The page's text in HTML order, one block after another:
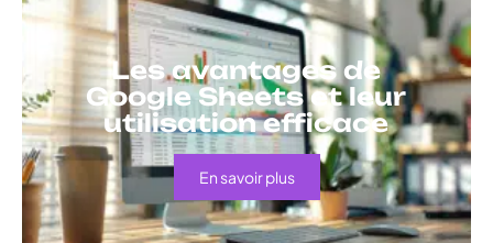
Les avantages de
Google Sheets et leur
utilisation efficace
En savoir plus